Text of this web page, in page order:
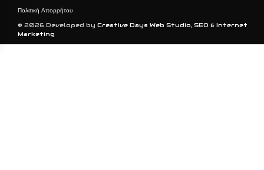
© 2026 Developed by Creative Days Web Studio, SEO & Internet
Marketing
Πολιτική Απορρήτου